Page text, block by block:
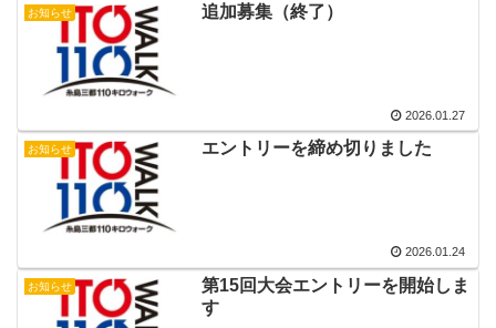
お知らせ 追加募集（終了）
2026.01.27
お知らせ エントリーを締め切りました
2026.01.24
お知らせ
第15回大会エントリーを開始しま
す